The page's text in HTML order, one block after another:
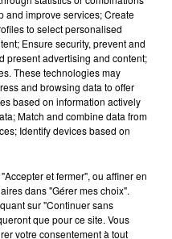
DE CHOOZ
que la centrale
Une situation
qui est toujours
and improve services; Create
to select personalised
Ensure security, prevent and
present advertising and content;
These technologies may
and browsing data to offer
based on information actively
Match and combine data from
Identify devices based on
et fermer", ou affiner en
dans "Gérer mes choix".
sur "Continuer sans
que pour ce site. Vous
votre consentement à tout